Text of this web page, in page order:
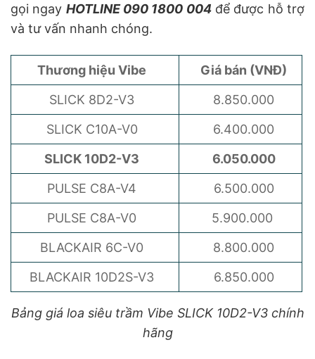
gọi ngay HOTLINE 090 1800 004để được hỗ trợ
và tư vấn nhanh chóng.
Thương hiệu Vibe
Giá bán (VNĐ)
SLICK 8D2-V3
8.850.000
SLICK C10A-V0
6.400.000
SLICK 10D2-V3
6.050.000
PULSE C8A-V4
6.500.000
PULSE C8A-V0
5.900.000
BLACKAIR 6C-V0
8.800.000
BLACKAIR 10D2S-V3
6.850.000
Bảng giá loa siêu trầm Vibe SLICK 10D2-V3 chính
hãng